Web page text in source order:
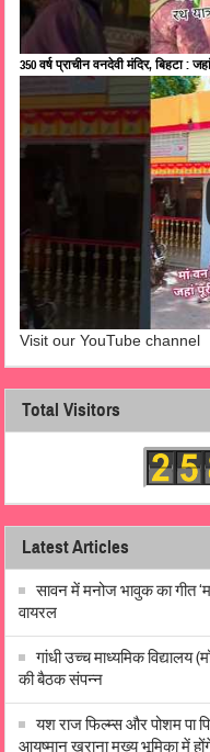
350 वर्ष प्राचीन वनदेवी मंदिर, बिहटा :
Visit our YouTube channel
Total Visitors
Latest Articles
सावन में मनोज भावुक का गीत
वायरल
गांधी उच्च माध्यमिक
की बैठक संपन्न
यश राज फिल्म्स और पोशम पा
आयुष्मान खुराना मुख्य भूमिका में